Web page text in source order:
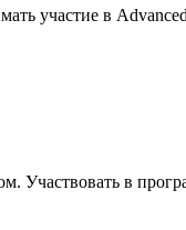
участие в Advanced
Участвовать в